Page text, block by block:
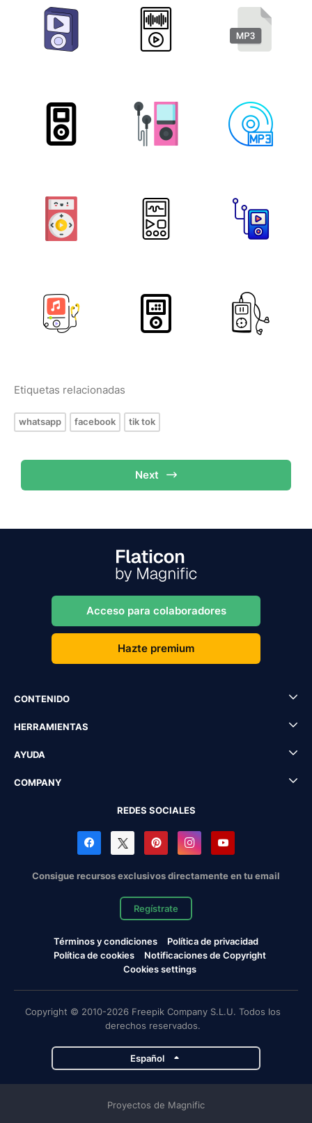
Etiquetas relacionadas
whatsapp facebook tik tok
Next
Acceso para colaboradores
Hazte premium
CONTENIDO
HERRAMIENTAS
AYUDA
COMPANY
REDES SOCIALES
Consigue recursos exclusivos directamente en tu email
Regístrate
Términos y condiciones
Política de privacidad
Política de cookies
Notificaciones de Copyright
Cookies settings
Copyright © 2010-2026 Freepik Company S.L.U. Todos los
derechos reservados.
Español
Proyectos de Magnific